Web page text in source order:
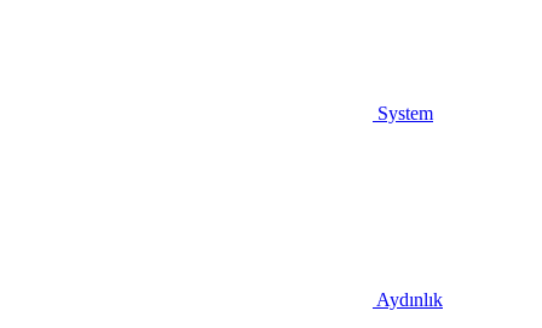
System
Aydınlık